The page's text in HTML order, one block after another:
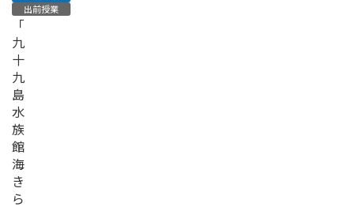
出前授業
「
九
十
九
島
水
族
館
海
き
ら